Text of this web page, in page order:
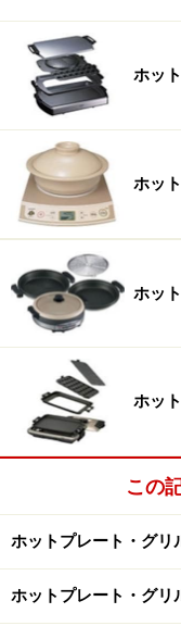
ボリュームとなっ
移動しやすいかな
おすすめします。
ることも忘れずに！
■おすすめ機種：
樹脂製の収納ホル
できる。タテでも
丸洗いできる
よいものを選
最近は、プレート
やヒーター含め、
るタイプもありま
だけのタイプもま
プレートを使う料
ベタベタしてきま
持できれば長く使
ホッ
ホッ
ホッ
ホッ
この
ホットプレート・グリ
ホットプレート・グリ